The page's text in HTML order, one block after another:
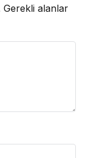
Gerekli alanlar